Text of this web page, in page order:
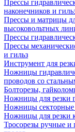
Прессы
наконечников и
Прессы и матрицы
высоковольтных
Прессы
Прессы
и гильз
Инструмент для
Ножницы
проводов со
Болторезы,
Ножницы для резки
Ножницы
Ножницы для резки
Тросорезы ручные и